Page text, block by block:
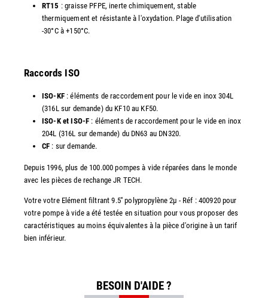
RT15 : graisse PFPE, inerte chimiquement, stable
thermiquement et résistante à l'oxydation. Plage d'utilisation
-30°C à +150°C.
Raccords ISO
ISO-KF: éléments de raccordement pour le vide en inox 304L
(316L sur demande) du KF10 au KF50.
ISO-K et ISO-F : éléments de raccordement pour le vide en inox
204L (316L sur demande) du DN63 au DN320.
CF : sur demande.
Depuis 1996, plus de 100.000 pompes à vide réparées dans le monde
avec les pièces de rechange JR TECH.
Votre votre Elément filtrant 9.5'' polypropylène 2µ - Réf : 400920 pour
votre pompe à vide a été testée en situation pour vous proposer des
caractéristiques au moins équivalentes à la pièce d'origine à un tarif
bien inférieur.
BESOIN D'AIDE ?